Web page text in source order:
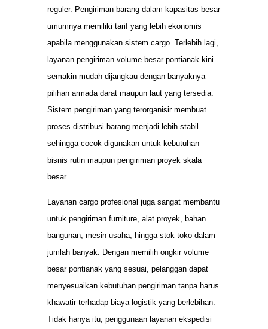
reguler. Pengiriman barang dalam kapasitas besar
umumnya memiliki tarif yang lebih ekonomis
apabila menggunakan sistem cargo. Terlebih lagi,
layanan pengiriman volume besar pontianak kini
semakin mudah dijangkau dengan banyaknya
pilihan armada darat maupun laut yang tersedia.
Sistem pengiriman yang terorganisir membuat
proses distribusi barang menjadi lebih stabil
sehingga cocok digunakan untuk kebutuhan
bisnis rutin maupun pengiriman proyek skala
besar.
Layanan cargo profesional juga sangat membantu
untuk pengiriman furniture, alat proyek, bahan
bangunan, mesin usaha, hingga stok toko dalam
jumlah banyak. Dengan memilih ongkir volume
besar pontianak yang sesuai, pelanggan dapat
menyesuaikan kebutuhan pengiriman tanpa harus
khawatir terhadap biaya logistik yang berlebihan.
Tidak hanya itu, penggunaan layanan ekspedisi